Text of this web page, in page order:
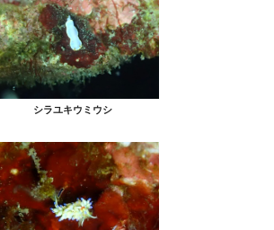
シラユキウミウシ